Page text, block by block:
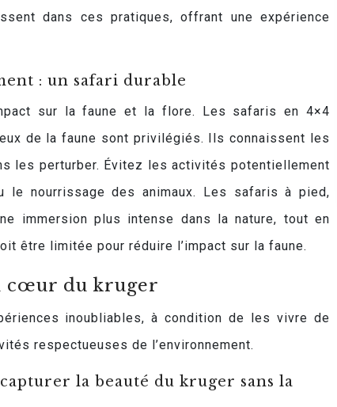
dans ces pratiques, offrant une expérience
: un safari durable
sur la faune et la flore. Les safaris en 4×4
de la faune sont privilégiés. Ils connaissent les
les perturber. Évitez les activités potentiellement
le nourrissage des animaux. Les safaris à pied,
immersion plus intense dans la nature, tout en
être limitée pour réduire l’impact sur la faune.
cœur du kruger
inoubliables, à condition de les vivre de
respectueuses de l’environnement.
la beauté du kruger sans la